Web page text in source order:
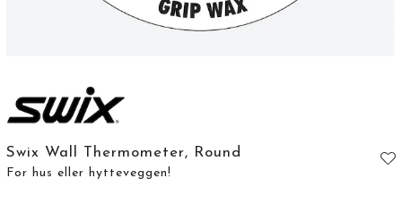
Swix Wall Thermometer, Round
For hus eller hytteveggen!